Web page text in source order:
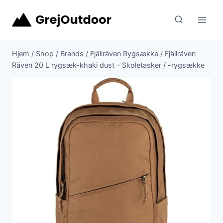
Hjem / Shop / Brands / Fjällräven Rygsække / Fjällräven
Räven 20 L rygsæk-khaki dust – Skoletasker / -rygsække